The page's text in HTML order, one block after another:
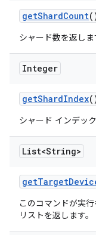
getShardCount
シャード数を返しま
Integer
getShardIndex
シャード インデッ
List<String>
getTarget
このコマンドが実
リストを返します。